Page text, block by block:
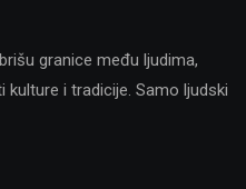
granice među ljudima,
i tradicije. Samo ljudski